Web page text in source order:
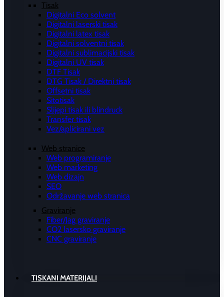
Tisak
Digitalni Eco solvent
Digitalni laserski tisak
Digitalni latex tisak
Digitalni solventni tisak
Digitalni sublimacijski tisak
Digitalni UV tisak
DTF Tisak
DTG Tisak / Direktni tisak
Offsetni tisak
Sitotisak
Slijepi tisak ili blindruck
Transfer tisak
Vez/aplicirani vez
Web stranice
Web programiranje
Web marketing
Web dizajn
SEO
Održavanje web stranica
Graviranje
Fiber/Jag graviranje
CO2 lasersko graviranje
CNC graviranje
TISKANI MATERIJALI